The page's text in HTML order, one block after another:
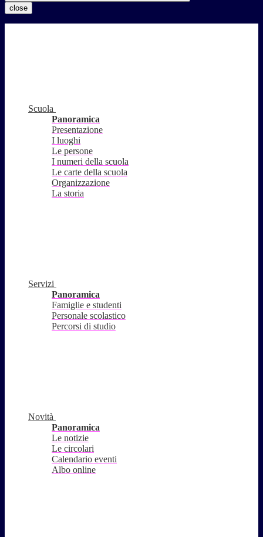
close
Scuola
Panoramica
Presentazione
I luoghi
Le persone
I numeri della scuola
Le carte della scuola
Organizzazione
La storia
Servizi
Panoramica
Famiglie e studenti
Personale scolastico
Percorsi di studio
Novità
Panoramica
Le notizie
Le circolari
Calendario eventi
Albo online